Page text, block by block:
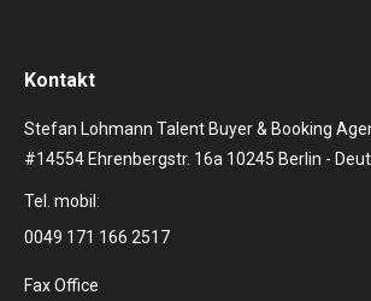
Kontakt
Stefan Lohmann Talent Buyer & Booking
#14554 Ehrenbergstr. 16a 10245 Berlin -
Tel. mobil:
0049 171 166 2517
Fax Office